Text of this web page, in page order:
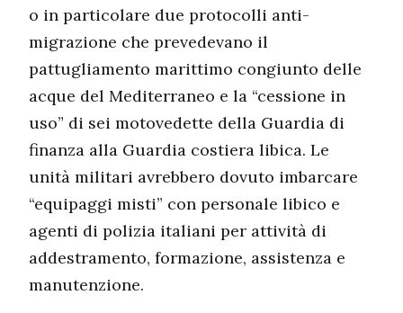
o in particolare due protocolli anti-
migrazione che prevedevano il
pattugliamento marittimo congiunto delle
acque del Mediterraneo e la “cessione in
uso” di sei motovedette della Guardia di
finanza alla Guardia costiera libica. Le
unità militari avrebbero dovuto imbarcare
“equipaggi misti” con personale libico e
agenti di polizia italiani per attività di
addestramento, formazione, assistenza e
manutenzione.